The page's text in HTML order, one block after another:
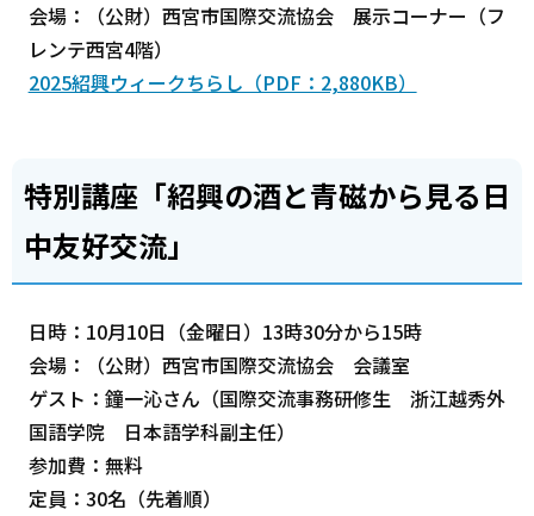
会場：（公財）西宮市国際交流協会 展示コーナー（フ
レンテ西宮4階）
2025紹興ウィークちらし（PDF：2,880KB）
特別講座「紹興の酒と青磁から見る日
中友好交流」
日時：10月10日（金曜日）13時30分から15時
会場：（公財）西宮市国際交流協会 会議室
ゲスト：鐘一沁さん（国際交流事務研修生 浙江越秀外
国語学院 日本語学科副主任）
参加費：無料
定員：30名（先着順）